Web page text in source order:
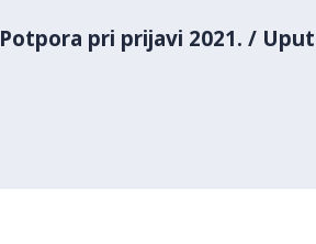
Potpora pri prijavi 2021. /